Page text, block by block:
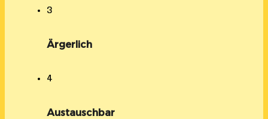
3
Ärgerlich
4
Austauschbar